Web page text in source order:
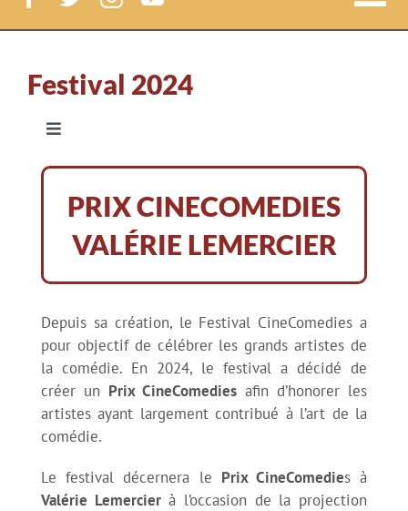
Le Festival
Le Lab
Label CineComedies
Festival 2024
Navigation
bascule
Le programme jour par jour
Les avant-premières
Prix CineComedies – Pierre Richard
Sport et comédie – Les Charlots
Sport et comédie – Le Vélo de Ghislain Lambert
PRIX CINECOMEDIES
VALÉRIE LEMERCIER
Depuis sa création, le Festival CineComedies a
pour objectif de célébrer les grands artistes de
la comédie. En 2024, le festival a décidé de
créer un Prix CineComedies afin d’honorer les
artistes ayant largement contribué à l’art de la
comédie.
Le festival décernera le Prix CineComedies à
Valérie Lemercierà l’occasion de la projection